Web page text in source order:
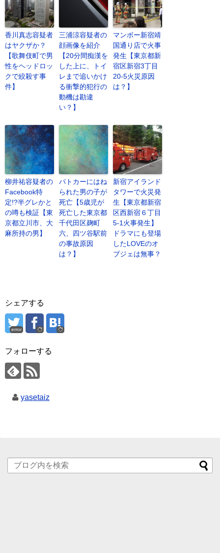
香川真志容疑者
はヤクザか？
【歌舞伎町で男
性をヘッドロッ
クで絞殺す事
件】
三浦涼容疑者の
顔画像を紹介
【20分間痴漢を
した上に、トイ
レまで追いかけ
る衝撃的犯行の
動機は勘違
い？】
マンボー新宿靖
国通り店で火事
発生【東京都新
宿区新宿3丁目
20-5火災原因
は？】
柳井祐容疑者の
Facebook特
定!?半グレかと
の噂も検証【東
京都立川市、大
麻所持の男】
パトカーにはね
られた男の子が
死亡【5歳児が
死亡した東京都
千代田区麹町
六、四ツ谷駅前
の事故原因
は？】
新宿アイランド
タワーで火災発
生【東京都新宿
区西新宿６丁目
5-1火事発生】
ドラマにも登場
したLOVEのオ
ブジェは無事？
シェアする
error
フォローする
yasetaiz